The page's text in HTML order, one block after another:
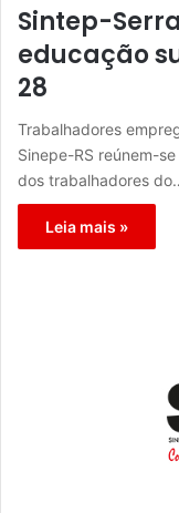
Sintep-
educação
28
Trabalhadores
Sinepe-RS reúnem-
dos trabalhadores
Leia mais »